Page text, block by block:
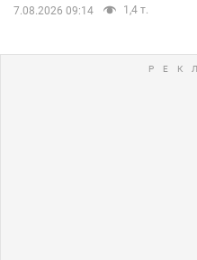
7.08.2026 09:14 1,4 т.